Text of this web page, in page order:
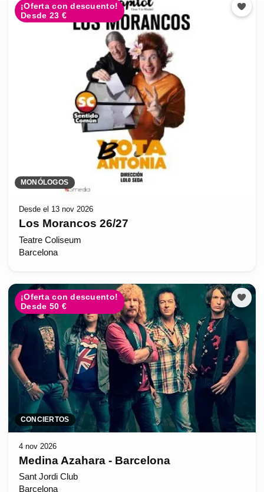
¡Oferta con descuento!
Desde 23 €
MONÓLOGOS
Desde el 13 nov 2026
Los Morancos 26/27
Teatre Coliseum
Barcelona
¡Oferta con descuento!
Desde 50 €
CONCIERTOS
4 nov 2026
Medina Azahara - Barcelona
Sant Jordi Club
Barcelona